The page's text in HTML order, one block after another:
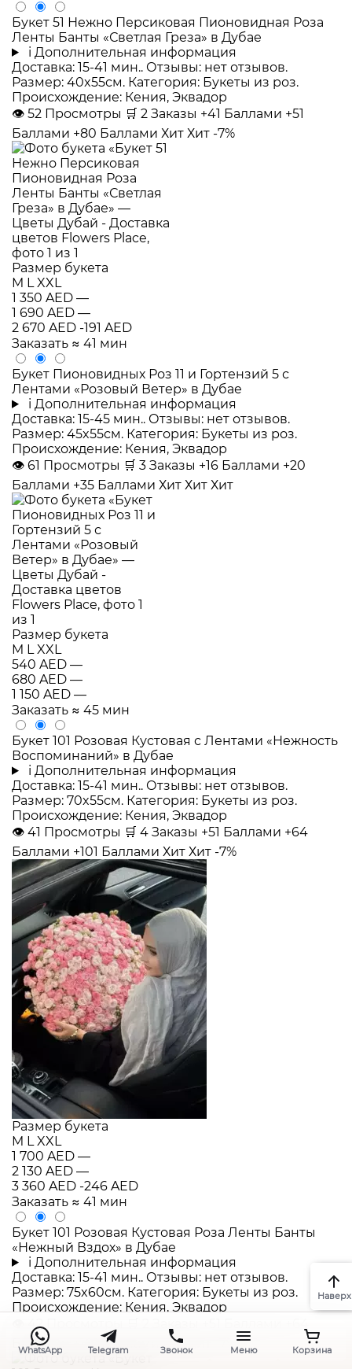
Букет 51 Нежно Персиковая Пионовидная Роза
Ленты Банты «Светлая Греза» в Дубае
i Дополнительная информация
Доставка: 15-41 мин.. Отзывы: нет отзывов.
Размер: 40x55см. Категория: Букеты из роз.
Происхождение: Кения, Эквадор
👁 52 Просмотры 🛒 2 Заказы +41 Баллами +51
Баллами +80 Баллами Хит Хит -7%
Размер букета
M LXXL
1 350 AED —
1 690 AED —
2 670 AED -191 AED
Заказать ≈ 41 мин
Букет Пионовидных Роз 11 и Гортензий 5 с
Лентами «Розовый Ветер» в Дубае
i Дополнительная информация
Доставка: 15-45 мин.. Отзывы: нет отзывов.
Размер: 45x55см. Категория: Букеты из роз.
Происхождение: Кения, Эквадор
👁 61 Просмотры 🛒 3 Заказы +16 Баллами +20
Баллами +35 Баллами Хит Хит Хит
Размер букета
M LXXL
540 AED —
680 AED —
1 150 AED —
Заказать ≈ 45 мин
Букет 101 Розовая Кустовая с Лентами «Нежность
Воспоминаний» в Дубае
i Дополнительная информация
Доставка: 15-41 мин.. Отзывы: нет отзывов.
Размер: 70x55см. Категория: Букеты из роз.
Происхождение: Кения, Эквадор
👁 41 Просмотры 🛒 4 Заказы +51 Баллами +64
Баллами +101 Баллами Хит Хит -7%
Размер букета
M LXXL
1 700 AED —
2 130 AED —
3 360 AED -246 AED
Заказать ≈ 41 мин
Букет 101 Розовая Кустовая Роза Ленты Банты
«Нежный Вздох» в Дубае
i Дополнительная информация
Доставка: 15-41 мин.. Отзывы: нет отзывов.
Размер: 75x60см. Категория: Букеты из роз.
Происхождение: Кения, Эквадор
42
Баллами
+101 БалламиХит -7%
WhatsApp Telegram Звонок Меню Корзина
Наверх